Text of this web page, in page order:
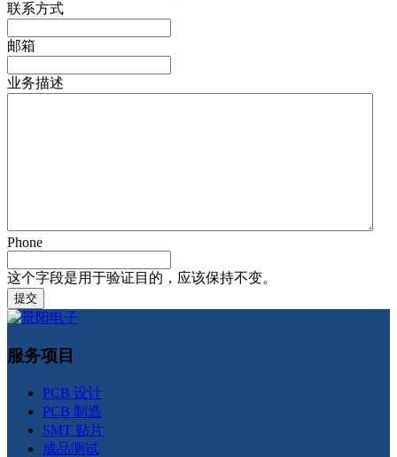
联系方式
邮箱
业务描述
Phone
这个字段是用于验证目的，应该保持不变。
服务项目
PCB 设计
PCB 制造
SMT 贴片
成品测试